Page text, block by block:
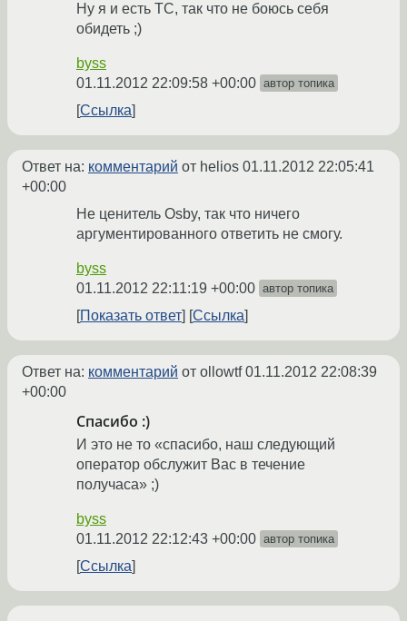
Ну я и есть ТС, так что не боюсь себя
обидеть ;)
byss
01.11.2012 22:09:58 +00:00 автор топика
Ссылка
Ответ на: комментарий от helios 01.11.2012 22:05:41
+00:00
Не ценитель Osby, так что ничего
аргументированного ответить не смогу.
byss
01.11.2012 22:11:19 +00:00 автор топика
Показать ответ Ссылка
Ответ на: комментарий от ollowtf01.11.2012 22:08:39
+00:00
Спасибо :)
И это не то «спасибо, наш следующий
оператор обслужит Вас в течение
получаса» ;)
byss
01.11.2012 22:12:43 +00:00 автор топика
Ссылка